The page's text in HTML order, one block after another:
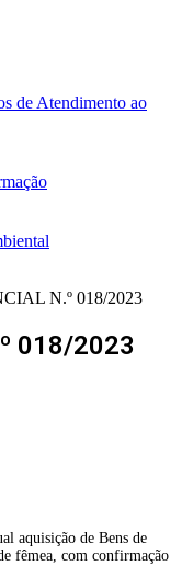
de Atendimento ao
N.º 018/2023
018/2023
aquisição de Bens de
fêmea, com confirmação